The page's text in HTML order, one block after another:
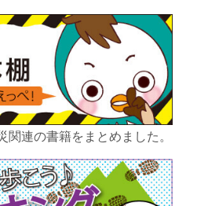
関連の書籍をまとめました。